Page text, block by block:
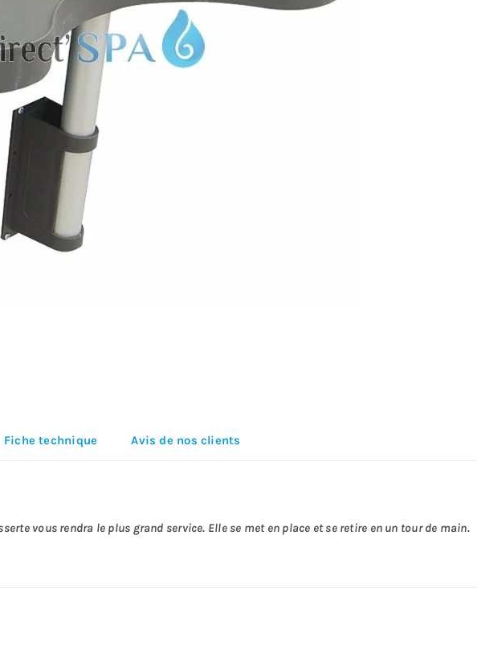
Fiche technique Avis de nos clients
vous rendra le plus grand service. Elle se met en place et se retire en un tour de main.